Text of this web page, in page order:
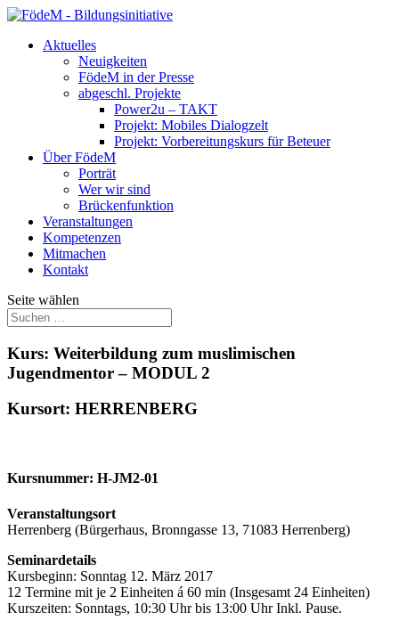
Aktuelles
Neuigkeiten
FödeM in der Presse
abgeschl. Projekte
Power2u – TAKT
Projekt: Mobiles Dialogzelt
Projekt: Vorbereitungskurs für Beteuer
Über FödeM
Porträt
Wer wir sind
Brückenfunktion
Veranstaltungen
Kompetenzen
Mitmachen
Kontakt
Seite wählen
Kurs: Weiterbildung zum muslimischen
Jugendmentor – MODUL 2
Kursort: HERRENBERG
Kursnummer: H-JM2-01
Veranstaltungsort
Herrenberg (Bürgerhaus, Bronngasse 13, 71083 Herrenberg)
Seminardetails
Kursbeginn: Sonntag 12. März 2017
12 Termine mit je 2 Einheiten á 60 min (Insgesamt 24 Einheiten)
Kurszeiten: Sonntags, 10:30 Uhr bis 13:00 Uhr Inkl. Pause.